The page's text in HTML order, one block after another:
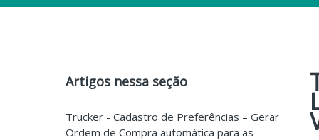
Artigos nessa seção
Trucker - Cadastro de Preferências – Gerar
Ordem de Compra automática para as